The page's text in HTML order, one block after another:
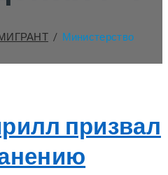
/ Министерство
призвал